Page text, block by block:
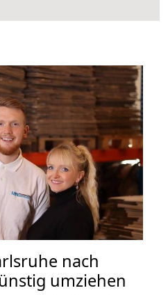
nach
umziehen